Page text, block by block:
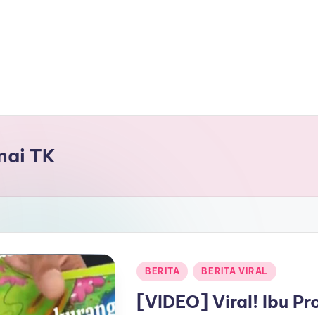
TK
Posted
BERITA BERITA VIRAL
[VIDEO] Viral! Ibu